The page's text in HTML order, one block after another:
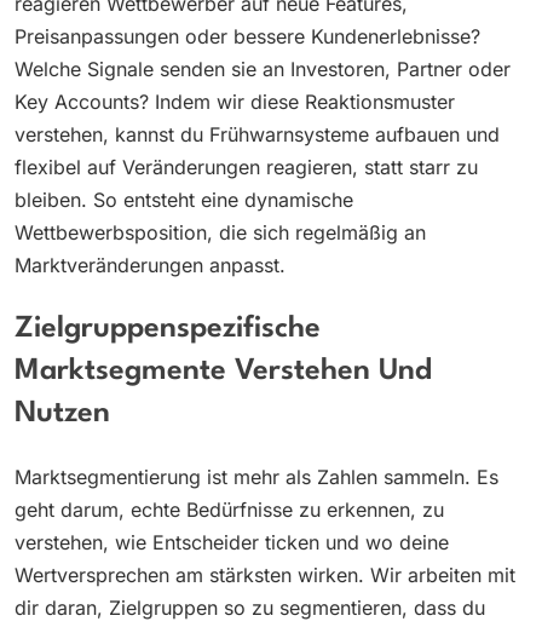
Preisanpassungen oder bessere Kundenerlebnisse?
Welche Signale senden sie an Investoren, Partner oder
Key Accounts? Indem wir diese Reaktionsmuster
verstehen, kannst du Frühwarnsysteme aufbauen und
flexibel auf Veränderungen reagieren, statt starr zu
bleiben. So entsteht eine dynamische
Wettbewerbsposition, die sich regelmäßig an
Marktveränderungen anpasst.
Zielgruppenspezifische
Marktsegmente Verstehen Und
Nutzen
Marktsegmentierung ist mehr als Zahlen sammeln. Es
geht darum, echte Bedürfnisse zu erkennen, zu
verstehen, wie Entscheider ticken und wo deine
Wertversprechen am stärksten wirken. Wir arbeiten mit
dir daran, Zielgruppen so zu segmentieren, dass du